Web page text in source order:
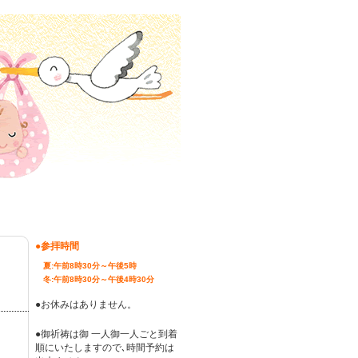
●参拝時間
夏:午前8時30分～午後5時
冬:午前8時30分～午後4時30分
●お休みはありません。
●御祈祷は御 一人御一人ごと到着
順にいたしますので､時間予約は